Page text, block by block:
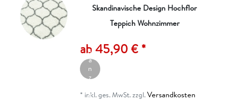
Skandinavische Design Hochflor
Teppich Wohnzimmer
ab 45,90 € *
ik
el
a
n
z
g
* inkl. ges. MwSt.zzgl.Versandkosten